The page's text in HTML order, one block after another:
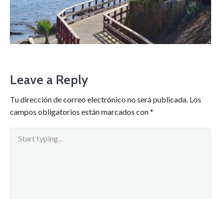
Leave a Reply
Tu dirección de correo electrónico no será publicada. Los
campos obligatorios están marcados con*